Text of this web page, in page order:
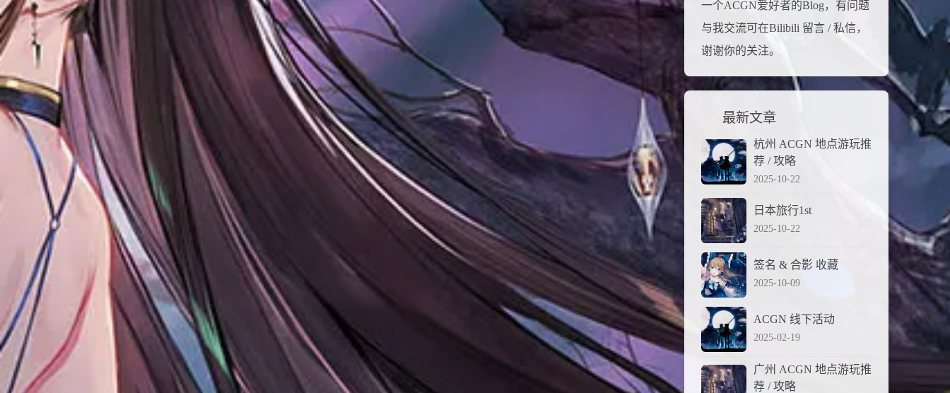
一个ACGN爱好者的Blog，有问题
与我交流可在Bilibili 留言 / 私信，
谢谢你的关注。
最新文章
杭州 ACGN 地点游玩推
荐 / 攻略
2025-10-22
日本旅行1st
2025-10-22
签名 & 合影 收藏
2025-10-09
ACGN 线下活动
2025-02-19
广州 ACGN 地点游玩推
荐 / 攻略